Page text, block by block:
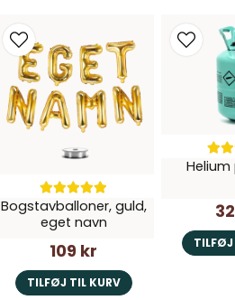
Bogstavballoner, guld,
eget navn
109 kr
TILFØJ TIL KURV
Helium
TILFØJ